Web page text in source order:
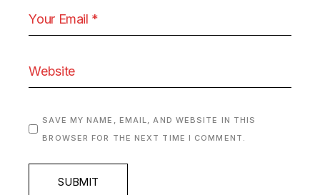
SAVE MY NAME, EMAIL, AND WEBSITE IN THIS
BROWSER FOR THE NEXT TIME I COMMENT.
SUBMIT